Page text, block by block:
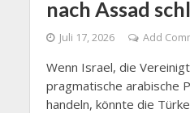
nach Assad
Juli 17, 2026 Add
Wenn Israel, die
pragmatische arabische
handeln, könnte die